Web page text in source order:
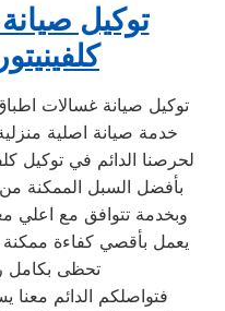
توكيل
خدمة صيانة اصلية
لحرصنا الدائم في توكيل
بأفضل السبل الممكنة من
وبخدمة تتوافق مع اعلي
يعمل بأقصي كفاءة
تحظى بكامل
فتواصلكم الدائم معنا